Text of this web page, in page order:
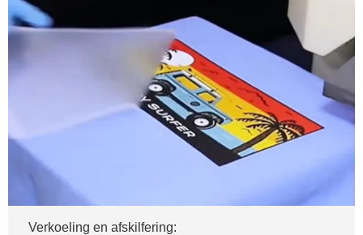
Verkoeling en afskilfering: